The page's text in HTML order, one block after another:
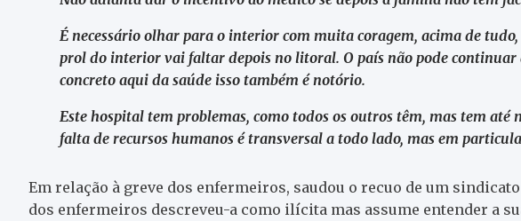
É necessário olhar para o interior com muita coragem, acima de
prol do interior vai faltar depois no litoral. O país não pode continuar
concreto aqui da saúde isso também é notório.
Este hospital tem problemas, como todos os outros têm, mas tem até
falta de recursos humanos é transversal a todo lado, mas em
Em relação à greve dos enfermeiros, saudou o recuo de um
dos enfermeiros descreveu-a como ilícita mas assume entender a